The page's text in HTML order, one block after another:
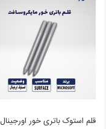
قلم استوک باتری خور اورجینال